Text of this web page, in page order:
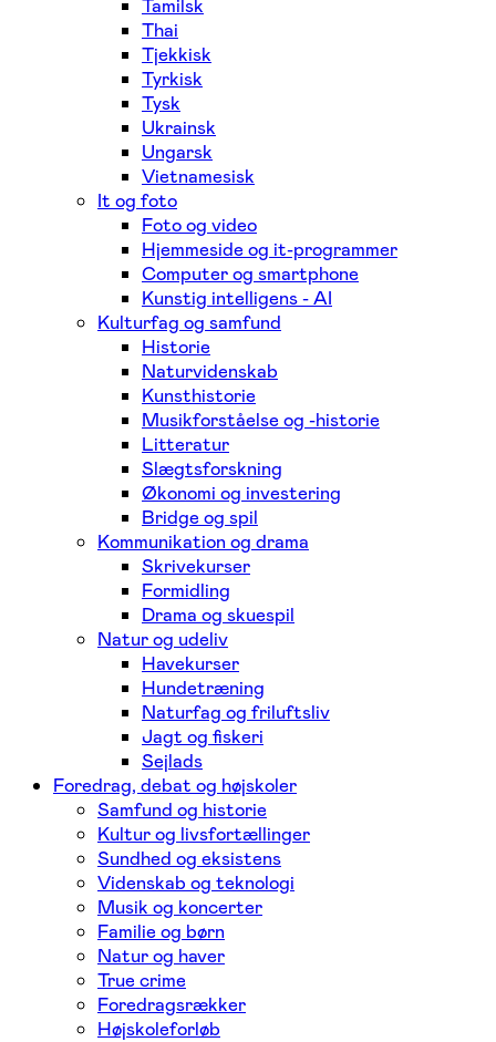
Tamilsk
Thai
Tjekkisk
Tyrkisk
Tysk
Ukrainsk
Ungarsk
Vietnamesisk
It og foto
Foto og video
Hjemmeside og it-programmer
Computer og smartphone
Kunstig intelligens - AI
Kulturfag og samfund
Historie
Naturvidenskab
Kunsthistorie
Musikforståelse og -historie
Litteratur
Slægtsforskning
Økonomi og investering
Bridge og spil
Kommunikation og drama
Skrivekurser
Formidling
Drama og skuespil
Natur og udeliv
Havekurser
Hundetræning
Naturfag og friluftsliv
Jagt og fiskeri
Sejlads
Foredrag, debat og højskoler
Samfund og historie
Kultur og livsfortællinger
Sundhed og eksistens
Videnskab og teknologi
Musik og koncerter
Familie og børn
Natur og haver
True crime
Foredragsrækker
Højskoleforløb